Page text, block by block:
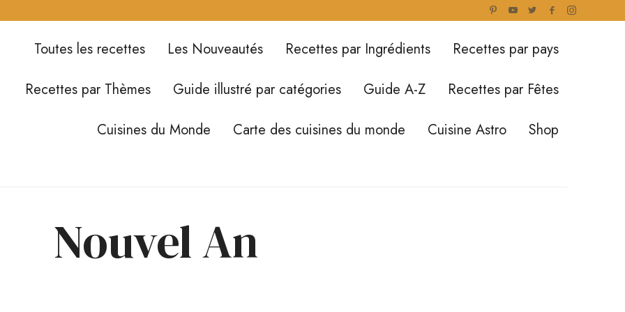
Toutes les recettes Les Nouveautés Recettes par Ingrédients
Recettes par pays
Recettes par Thèmes
Guide illustré par catégories Guide A-Z
Recettes par Fêtes
Cuisines du Monde
Carte des cuisines du monde Cuisine Astro Shop
Nouvel An